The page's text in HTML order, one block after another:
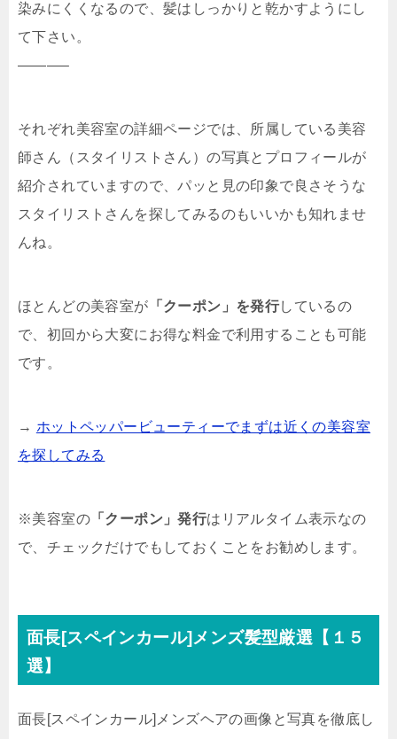
染みにくくなるので、髪はしっかりと乾かすようにし
て下さい。
———–
それぞれ美容室の詳細ページでは、所属している美容
師さん（スタイリストさん）の写真とプロフィールが
紹介されていますので、パッと見の印象で良さそうな
スタイリストさんを探してみるのもいいかも知れませ
んね。
ほとんどの美容室が 「クーポン」を発行しているの
で、初回から大変にお得な料金で利用することも可能
です。
→ ホットペッパービューティーでまずは近くの美容室
を探してみる
※美容室の 「クーポン」発行はリアルタイム表示なの
で、チェックだけでもしておくことをお勧めします。
面長[スペインカール]メンズ髪型厳選【１５
選】
面長[スペインカール]メンズヘアの画像と写真を徹底し